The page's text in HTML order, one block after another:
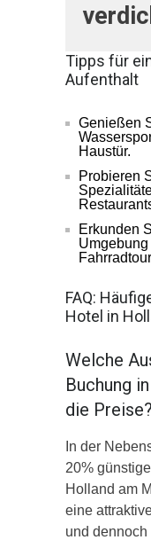
Tipps für
Aufenthalt
Genießen
Haustür.
Probieren
Erkunden
FAQ:
Hotel in
Welche
Buchung
die Preise?
In der
20%
Holland am
eine
und